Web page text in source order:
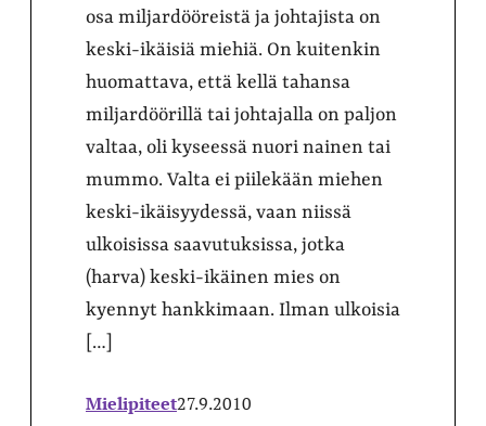
osa miljardööreistä ja johtajista on
keski-ikäisiä miehiä. On kuitenkin
huomattava, että kellä tahansa
miljardöörillä tai johtajalla on paljon
valtaa, oli kyseessä nuori nainen tai
mummo. Valta ei piilekään miehen
keski-ikäisyydessä, vaan niissä
ulkoisissa saavutuksissa, jotka
(harva) keski-ikäinen mies on
kyennyt hankkimaan. Ilman ulkoisia
[…]
Mielipiteet27.9.2010